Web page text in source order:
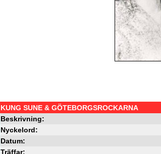
KUNG SUNE & GÖTEBORGSROCKARNA
Beskrivning:
Nyckelord:
Datum:
Träffar: